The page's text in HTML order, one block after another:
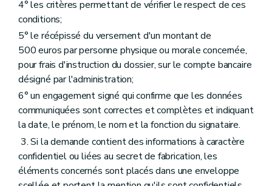
4° les critères permettant de vérifier le respect de ces
conditions;
5° le récépissé du versement d'un montant de
500 euros par personne physique ou morale concernée,
pour frais d'instruction du dossier, sur le compte bancaire
désigné par l'administration;
6° un engagement signé qui confirme que les données
communiquées sont correctes et complètes et indiquant
la date, le prénom, le nom et la fonction du signataire.
3. Si la demande contient des informations à caractère
confidentiel ou liées au secret de fabrication, les
éléments concernés sont placés dans une enveloppe